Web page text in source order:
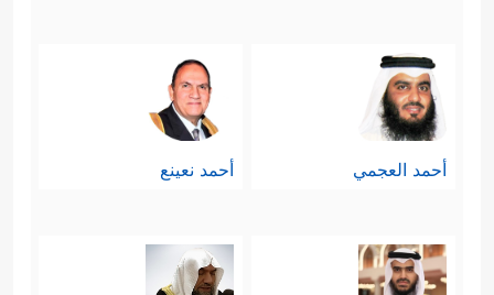
أحمد العجمي أحمد نعينع